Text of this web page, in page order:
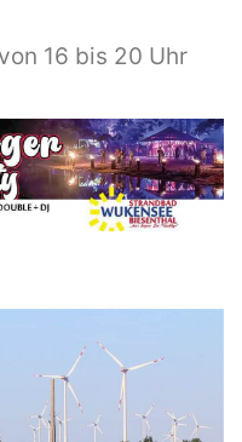
16 bis 20 Uhr